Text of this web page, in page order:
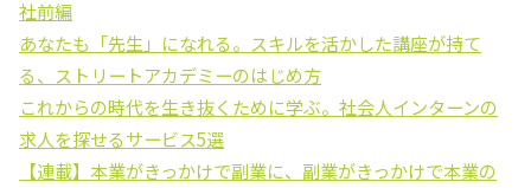
社前編
あなたも「先生」になれる。スキルを活かした講座が持て
る、ストリートアカデミーのはじめ方
これからの時代を生き抜くために学ぶ。社会人インターンの
求人を探せるサービス5選
【連載】本業がきっかけで副業に、副業がきっかけで本業の